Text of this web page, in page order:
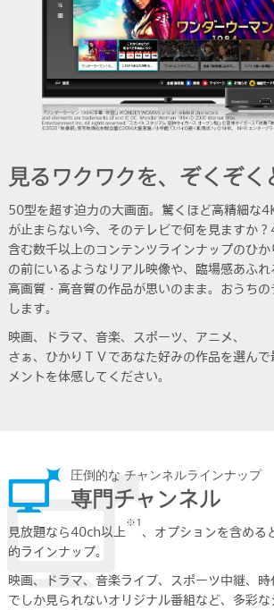
見るワクワクを、ぞくぞく
50型を超す迫力の大画面。驚くほど高精細な
が止まらない今、そのテレビで何を見ますか
含む数千以上のコンテンツラインナップのひ
の前にいるようなリアル映像や、臨場感あふれ
高画質・高音質の作品が思いのまま。おうちの
します。
映画、ドラマ、音楽、スポーツ、アニメ、
さぁ、ひかりＴＶであなた好みの作品を選ん
メントを体感してください。
圧倒的な チャンネルラインナップ
専門チャンネル
見放題なら40ch以上
※1
、オプションを含める
的ラインナップ。
映画、ドラマ、音楽ライブ、スポーツ中継、
でしか見られないオリジナル番組など、 多彩